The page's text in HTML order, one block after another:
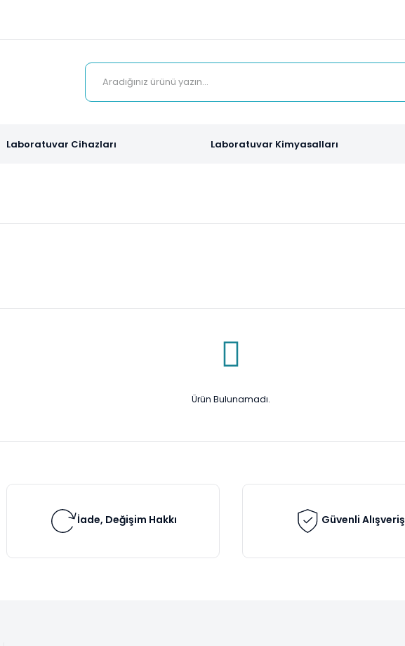
Laboratuvar Cihazları Laboratuvar Kimyasalları
Ürün Bulunamadı.
İade, Değişim Hakkı Güvenli Alışveriş